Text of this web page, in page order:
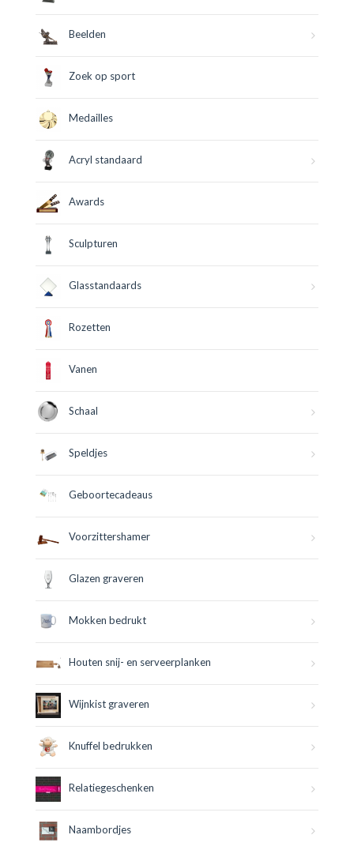
Beelden
Zoek op sport
Medailles
Acryl standaard
Awards
Sculpturen
Glasstandaards
Rozetten
Vanen
Schaal
Speldjes
Geboortecadeaus
Voorzittershamer
Glazen graveren
Mokken bedrukt
Houten snij- en serveerplanken
Wijnkist graveren
Knuffel bedrukken
Relatiegeschenken
Naambordjes